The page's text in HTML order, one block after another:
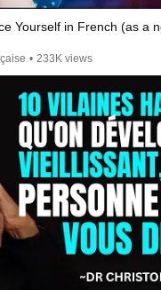
Yourself in French (as a
• 233K views